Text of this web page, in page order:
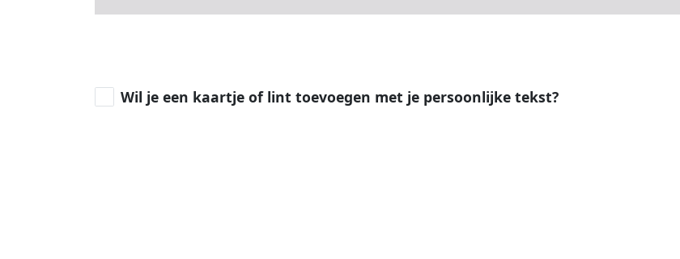
Wil je een kaartje of lint toevoegen met je persoonlijke tekst?